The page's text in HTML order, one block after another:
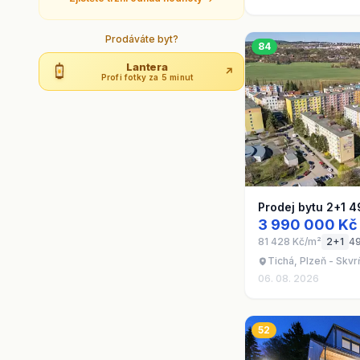
Prodáváte byt?
Lantera
Profi fotky za 5 minut ↗
84
Prodej bytu 2+1
3 990 000 Kč
81 428 Kč/m² 2+1
Tichá, Plzeň -
06. 08. 2026
52